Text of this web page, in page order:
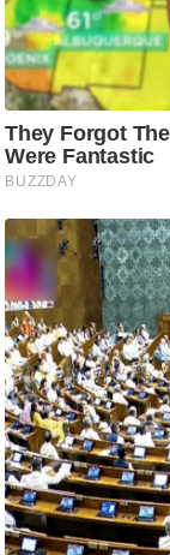
मं
त्रा
रि
ले
श
न
प
रा
ज
नी
ति
वि
श्ले
ष
ण
स